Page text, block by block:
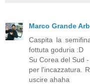
Marco Grande
Caspita la
fottuta goduria :D
Su Corea del Sud
per l'incazzatura.
uscire ahaha